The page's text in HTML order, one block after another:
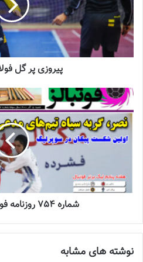
ادامه رایزکو موفق شد تا چهار بار دیگر
نتیجه رایزکو در فاصله دو امتیازی
نوشته های مشابه
جنجال جدید
2022-12-11
لیست تیم ملی
2025-04-28
سرنوشت عجیب
2023-05-12
پیروزی پر گل
شماره 754 روزنامه فوتبالز منتشر شد
نوشته های مشابه